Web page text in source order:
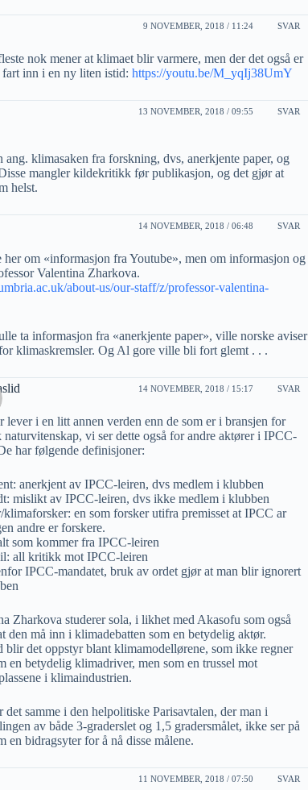
9 NOVEMBER, 2018 / 11:24 SVAR
nok mener at klimaet blir varmere, men der det også er
inn i en ny liten istid: https://youtu.be/M_yqIj38UmY
13 NOVEMBER, 2018 / 09:55 SVAR
ang. klimasaken fra forskning, dvs, anerkjente paper, og
mangler kildekritikk før publikasjon, og det gjør at
helst.
14 NOVEMBER, 2018 / 06:48 SVAR
her om «informasjon fra Youtube», men om informasjon og
Valentina Zharkova.
about-us/our-staff/z/professor-valentina-
ta informasjon fra «anerkjente paper», ville norske aviser
klimaskremsler. Og Al gore ville bli fort glemt . . .
14 NOVEMBER, 2018 / 15:17 SVAR
lever i en litt annen verden enn de som er i bransjen for
naturvitenskap, vi ser dette også for andre aktører i IPCC-
har følgende definisjoner:
anerkjent av IPCC-leiren, dvs medlem i klubben
mislikt av IPCC-leiren, dvs ikke medlem i klubben
klimaforsker: en som forsker utifra premisset at IPCC ar
andre er forskere.
som kommer fra IPCC-leiren
all kritikk mot IPCC-leiren
IPCC-mandatet, bruk av ordet gjør at man blir ignorert
Zharkova studerer sola, i likhet med Akasofu som også
den må inn i klimadebatten som en betydelig aktør.
blir det oppstyr blant klimamodellørene, som ikke regner
en betydelig klimadriver, men som en trussel mot
i klimaindustrien.
det samme i den helpolitiske Parisavtalen, der man i
av både 3-graderslet og 1,5 gradersmålet, ikke ser på
en bidragsyter for å nå disse målene.
11 NOVEMBER, 2018 / 07:50 SVAR